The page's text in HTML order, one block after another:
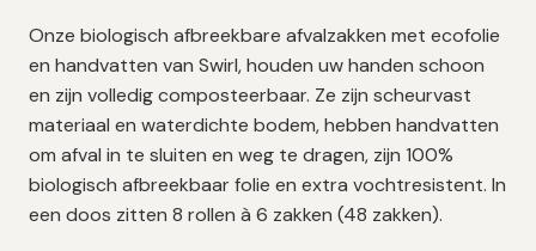
Onze biologisch afbreekbare afvalzakken met ecofolie
en handvatten van Swirl, houden uw handen schoon
en zijn volledig composteerbaar. Ze zijn scheurvast
materiaal en waterdichte bodem, hebben handvatten
om afval in te sluiten en weg te dragen, zijn 100%
biologisch afbreekbaar folie en extra vochtresistent. In
een doos zitten 8 rollen à 6 zakken (48 zakken).